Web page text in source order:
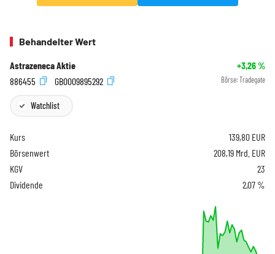
Behandelter Wert
Astrazeneca Aktie +3,26%
886455
GB0009895292 Börse: Tradegate
Watchlist
Kurs 139,80 EUR
Börsenwert
208,19 Mrd. EUR
KGV
23
Dividende
2,07 %